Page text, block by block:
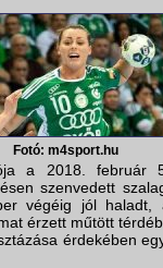
Fotó: m4sport.hu
a 2018. február
szenvedett
végéig jól
érzett műtött
érdekében